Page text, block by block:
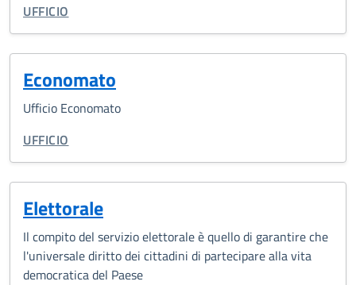
CATEGORIA CORRELATA:
UFFICIO
Economato
Ufficio Economato
CATEGORIA CORRELATA:
UFFICIO
Elettorale
Il compito del servizio elettorale è quello di garantire che
l'universale diritto dei cittadini di partecipare alla vita
democratica del Paese